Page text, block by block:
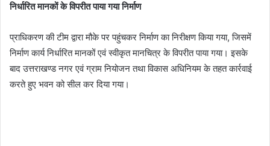
निर्धारित मानकों के विपरीत पाया गया निर्माण
प्राधिकरण की टीम द्वारा मौके पर पहुंचकर निर्माण का निरीक्षण किया गया, जिसमें
निर्माण कार्य निर्धारित मानकों एवं स्वीकृत मानचित्र के विपरीत पाया गया। इसके
बाद उत्तराखण्ड नगर एवं ग्राम नियोजन तथा विकास अधिनियम के तहत कार्रवाई
करते हुए भवन को सील कर दिया गया।